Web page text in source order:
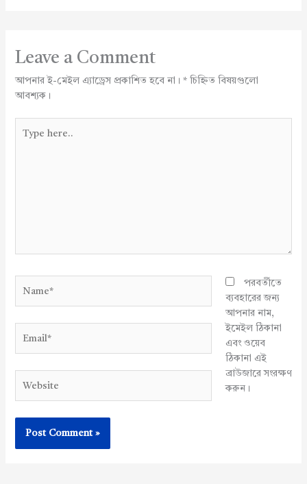
Leave a Comment
আপনার ই-মেইল এ্যাড্রেস প্রকাশিত হবে না। *চিহ্নিত বিষয়গুলো
আবশ্যক।
here..
পরবর্তীতে
ব্যবহারের জন্য
আপনার নাম,
ইমেইল ঠিকানা
এবং ওয়েব
ঠিকানা এই
ব্রাউজারে সংরক্ষণ
করুন।